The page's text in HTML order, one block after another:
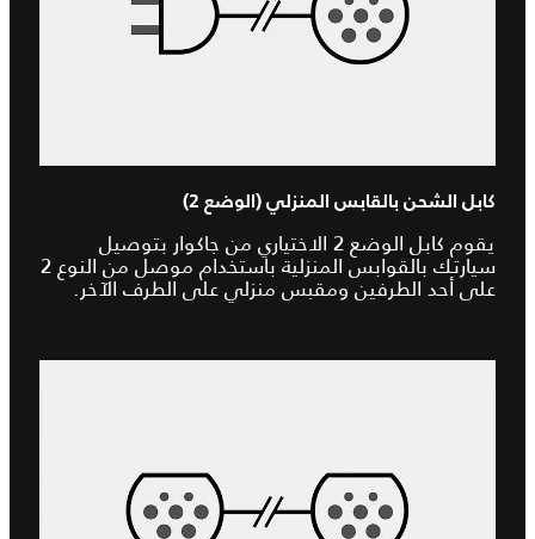
كابل الشحن بالقابس المنزلي (الوضع 2)
يقوم كابل الوضع 2 الاختياري من جاكوار بتوصيل
سيارتك بالقوابس المنزلية باستخدام موصل من النوع 2
على أحد الطرفين ومقبس منزلي على الطرف الآخر.